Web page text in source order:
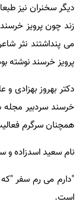
دیگر سخنران نیز
زند چون پرویز
می پنداشتند نثر
پرویز خرسند نوشته
دکتر بهروز بهزادی و
همچنان سرگرم
نام سعید اسدزاده
"دارم می رم سفر "که
است.